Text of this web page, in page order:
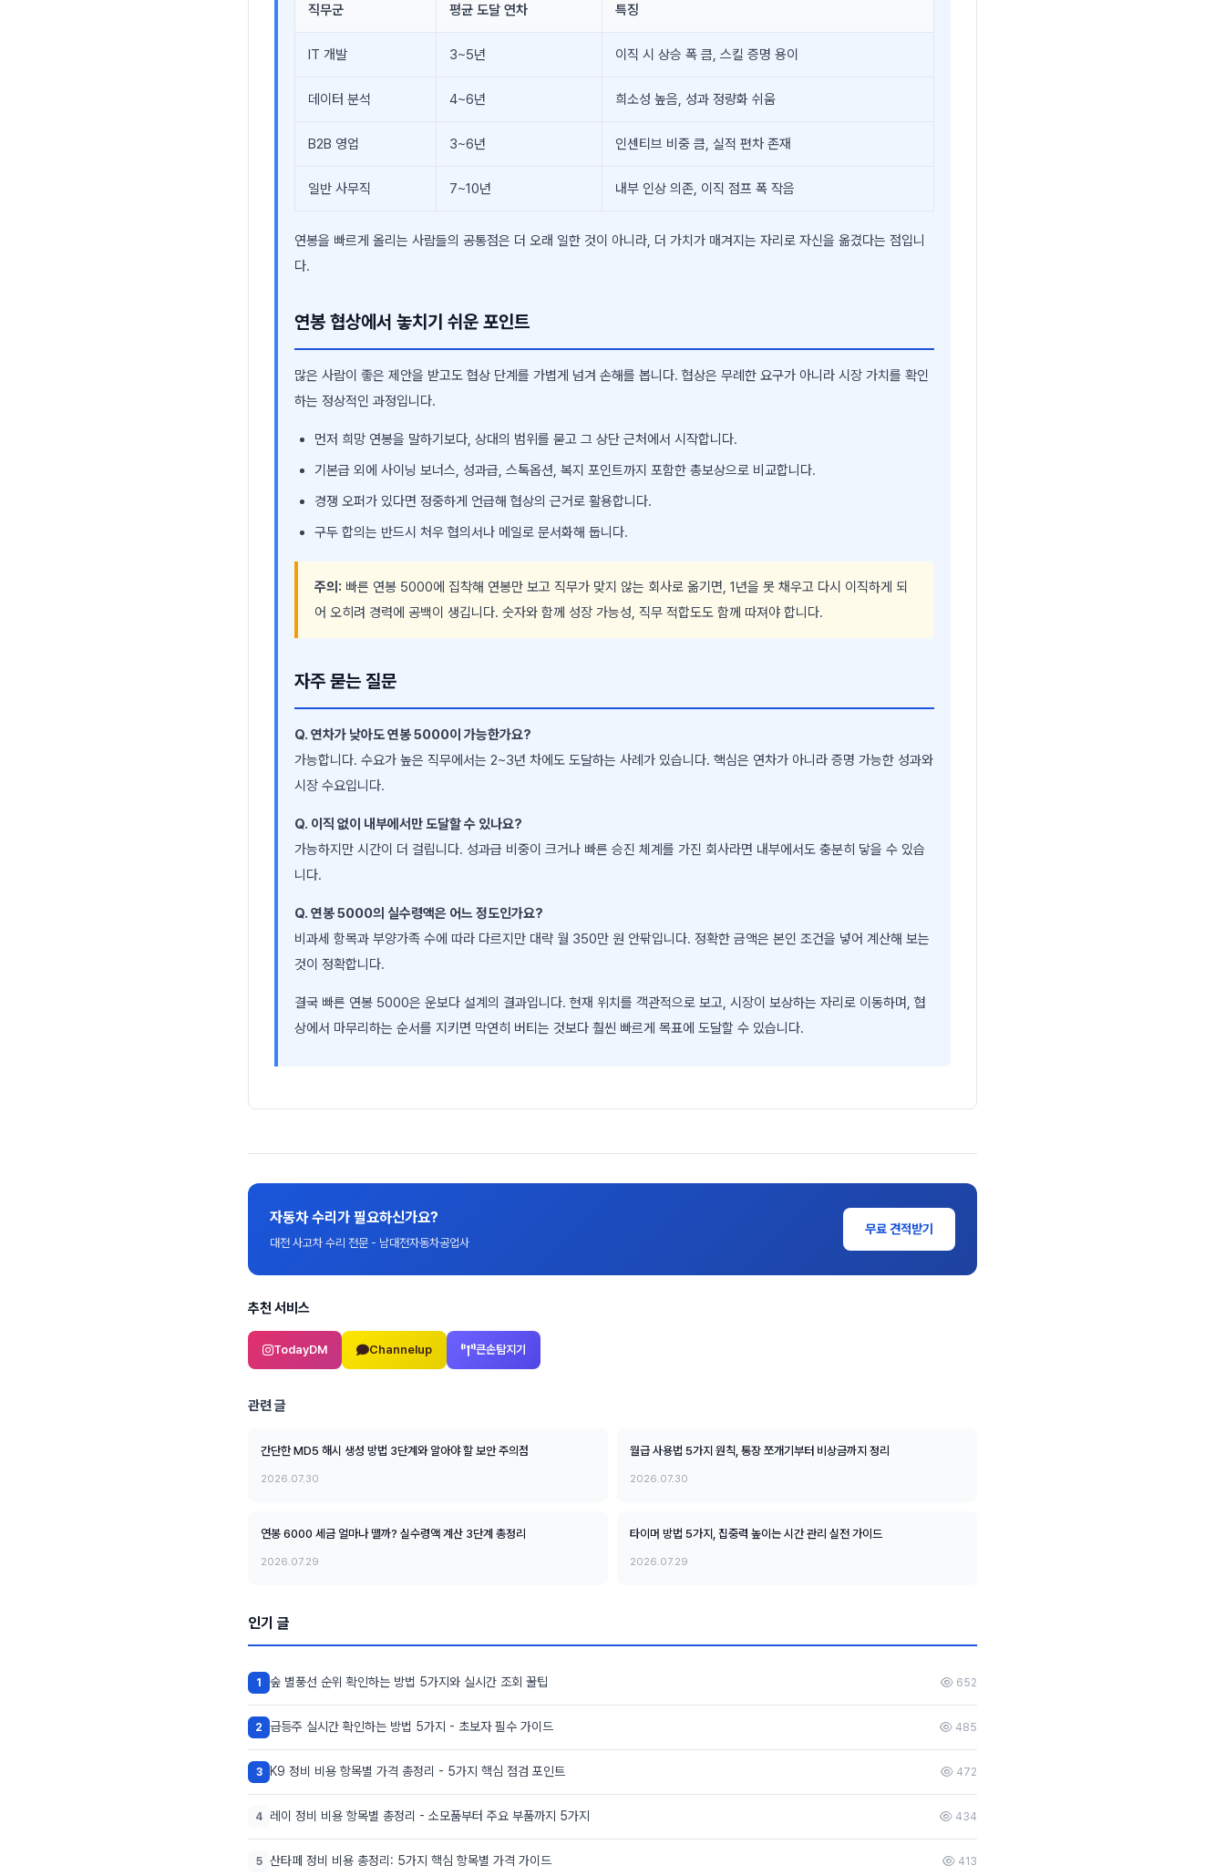
직무군 평균 도달 연차 특징
IT 개발 3~5년 이직 시 상승 폭 큼, 스킬 증명 용이
데이터 분석 4~6년 희소성 높음, 성과 정량화 쉬움
B2B 영업 3~6년 인센티브 비중 큼, 실적 편차 존재
일반 사무직 7~10년 내부 인상 의존, 이직 점프 폭 작음
연봉을 빠르게 올리는 사람들의 공통점은 더 오래 일한 것이 아니라, 더 가치가 매겨지는 자리로 자신을 옮겼다는 점입니
다.
연봉 협상에서 놓치기 쉬운 포인트
많은 사람이 좋은 제안을 받고도 협상 단계를 가볍게 넘겨 손해를 봅니다. 협상은 무례한 요구가 아니라 시장 가치를 확인
하는 정상적인 과정입니다.
먼저 희망 연봉을 말하기보다, 상대의 범위를 묻고 그 상단 근처에서 시작합니다.
기본급 외에 사이닝 보너스, 성과급, 스톡옵션, 복지 포인트까지 포함한 총보상으로 비교합니다.
경쟁 오퍼가 있다면 정중하게 언급해 협상의 근거로 활용합니다.
구두 합의는 반드시 처우 협의서나 메일로 문서화해 둡니다.
주의: 빠른 연봉 5000에 집착해 연봉만 보고 직무가 맞지 않는 회사로 옮기면, 1년을 못 채우고 다시 이직하게 되
어 오히려 경력에 공백이 생깁니다. 숫자와 함께 성장 가능성, 직무 적합도도 함께 따져야 합니다.
자주 묻는 질문
Q. 연차가 낮아도 연봉 5000이 가능한가요?
가능합니다. 수요가 높은 직무에서는 2~3년 차에도 도달하는 사례가 있습니다. 핵심은 연차가 아니라 증명 가능한 성과와
시장 수요입니다.
Q. 이직 없이 내부에서만 도달할 수 있나요?
가능하지만 시간이 더 걸립니다. 성과급 비중이 크거나 빠른 승진 체계를 가진 회사라면 내부에서도 충분히 닿을 수 있습
니다.
Q. 연봉 5000의 실수령액은 어느 정도인가요?
비과세 항목과 부양가족 수에 따라 다르지만 대략 월 350만 원 안팎입니다. 정확한 금액은 본인 조건을 넣어 계산해 보는
것이 정확합니다.
결국 빠른 연봉 5000은 운보다 설계의 결과입니다. 현재 위치를 객관적으로 보고, 시장이 보상하는 자리로 이동하며, 협
상에서 마무리하는 순서를 지키면 막연히 버티는 것보다 훨씬 빠르게 목표에 도달할 수 있습니다.
자동차 수리가 필요하신가요?
대전 사고차 수리 전문 - 남대전자동차공업사
무료 견적받기
추천 서비스
TodayDM Channelup 큰손탐지기
관련 글
간단한 MD5 해시 생성 방법 3단계와 알아야 할 보안 주의점
2026.07.30
월급 사용법 5가지 원칙, 통장 쪼개기부터 비상금까지 정리
2026.07.30
연봉 6000 세금 얼마나 뗄까? 실수령액 계산 3단계 총정리
2026.07.29
타이머 방법 5가지, 집중력 높이는 시간 관리 실전 가이드
2026.07.29
인기 글
1 숲 별풍선 순위 확인하는 방법 5가지와 실시간 조회 꿀팁 652
2 급등주 실시간 확인하는 방법 5가지 - 초보자 필수 가이드 485
3 K9 정비 비용 항목별 가격 총정리 - 5가지 핵심 점검 포인트 472
4 레이 정비 비용 항목별 총정리 - 소모품부터 주요 부품까지 5가지 434
5 산타페 정비 비용 총정리: 5가지 핵심 항목별 가격 가이드 413